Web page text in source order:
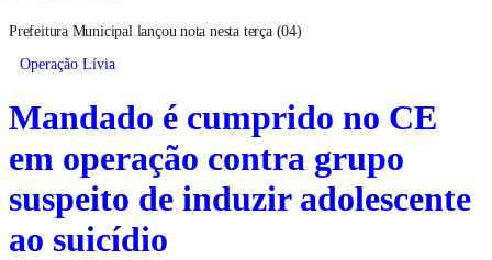
Prefeitura Municipal lançou nota nesta terça (04)
Operação Lívia
Mandado é cumprido no CE
em operação contra grupo
suspeito de induzir adolescente
ao suicídio